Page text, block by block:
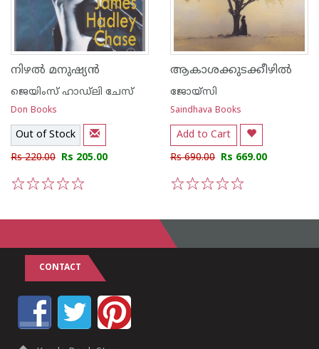
നിഴല്‍ മനുഷ്യന്‍
ജെയിംസ് ഹാഡ്‌ലി ചേസ്
Don Books
Out of Stock
Rs 220.00 Rs 205.00
ആകാശക്കുടക്കീഴില്‍
ജോയ്‌സി
Saindhava Books
Add to Cart
Rs 690.00 Rs 669.00
CONTACT